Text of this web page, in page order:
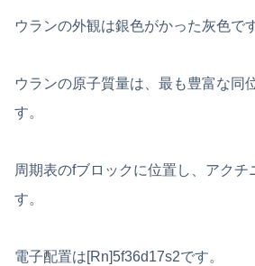
ウランの外観は銀色がかった灰色です
ウランの原子質量は、最も豊富な同
す。
周期表のfブロックに位置し、アクチ
す。
電子配置は[Rn]5f36d17s2です。